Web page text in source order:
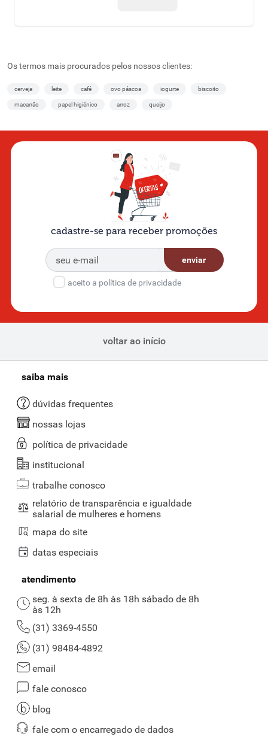
Os termos mais procurados pelos nossos clientes:
cerveja leite café ovo páscoa iogurte biscoito
macarrão papel higiênico arroz queijo
cadastre-se para receber promoções
enviar
aceito a política de privacidade
voltar ao início
saiba mais
dúvidas frequentes
nossas lojas
política de privacidade
institucional
trabalhe conosco
relatório de transparência e igualdade
salarial de mulheres e homens
mapa do site
datas especiais
atendimento
seg. à sexta de 8h às 18h sábado de 8h
às 12h
(31) 3369-4550
(31) 98484-4892
email
fale conosco
blog
fale com o encarregado de dados